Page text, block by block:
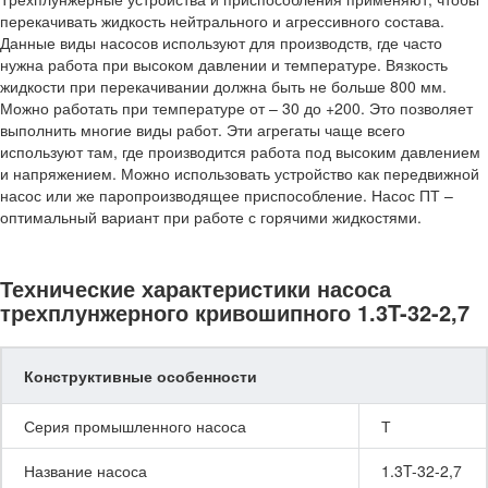
перекачивать жидкость нейтрального и агрессивного состава.
Данные виды насосов используют для производств, где часто
нужна работа при высоком давлении и температуре. Вязкость
жидкости при перекачивании должна быть не больше 800 мм.
Можно работать при температуре от – 30 до +200. Это позволяет
выполнить многие виды работ. Эти агрегаты чаще всего
используют там, где производится работа под высоким давлением
и напряжением. Можно использовать устройство как передвижной
насос или же паропроизводящее приспособление. Насос ПТ –
оптимальный вариант при работе с горячими жидкостями.
Технические характеристики насоса
трехплунжерного кривошипного 1.3T-32-2,7
Конструктивные особенности
Серия промышленного насоса Т
Название насоса 1.3T-32-2,7